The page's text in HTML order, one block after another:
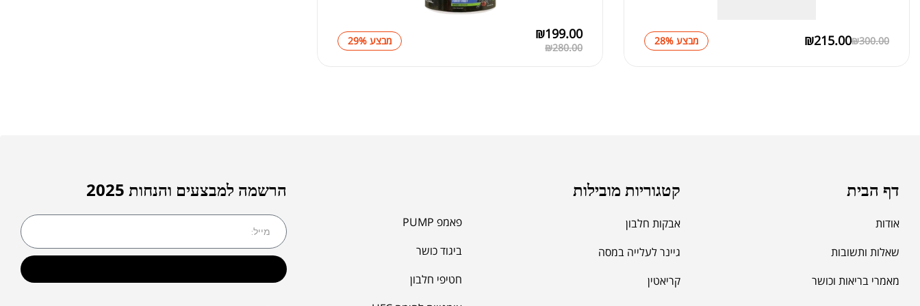
₪300.00
₪215.00 מבצע 28%
₪280.00
₪199.00 מבצע 29%
דף הבית
אודות
שאלות ותשובות
מאמרי בריאות וכושר
קטגוריות מובילות
אבקות חלבון
גיינר לעלייה במסה
קריאטין
פאמפ PUMP
ביגוד כושר
חטיפי חלבון
הרשמה למבצעים והנחות 2025